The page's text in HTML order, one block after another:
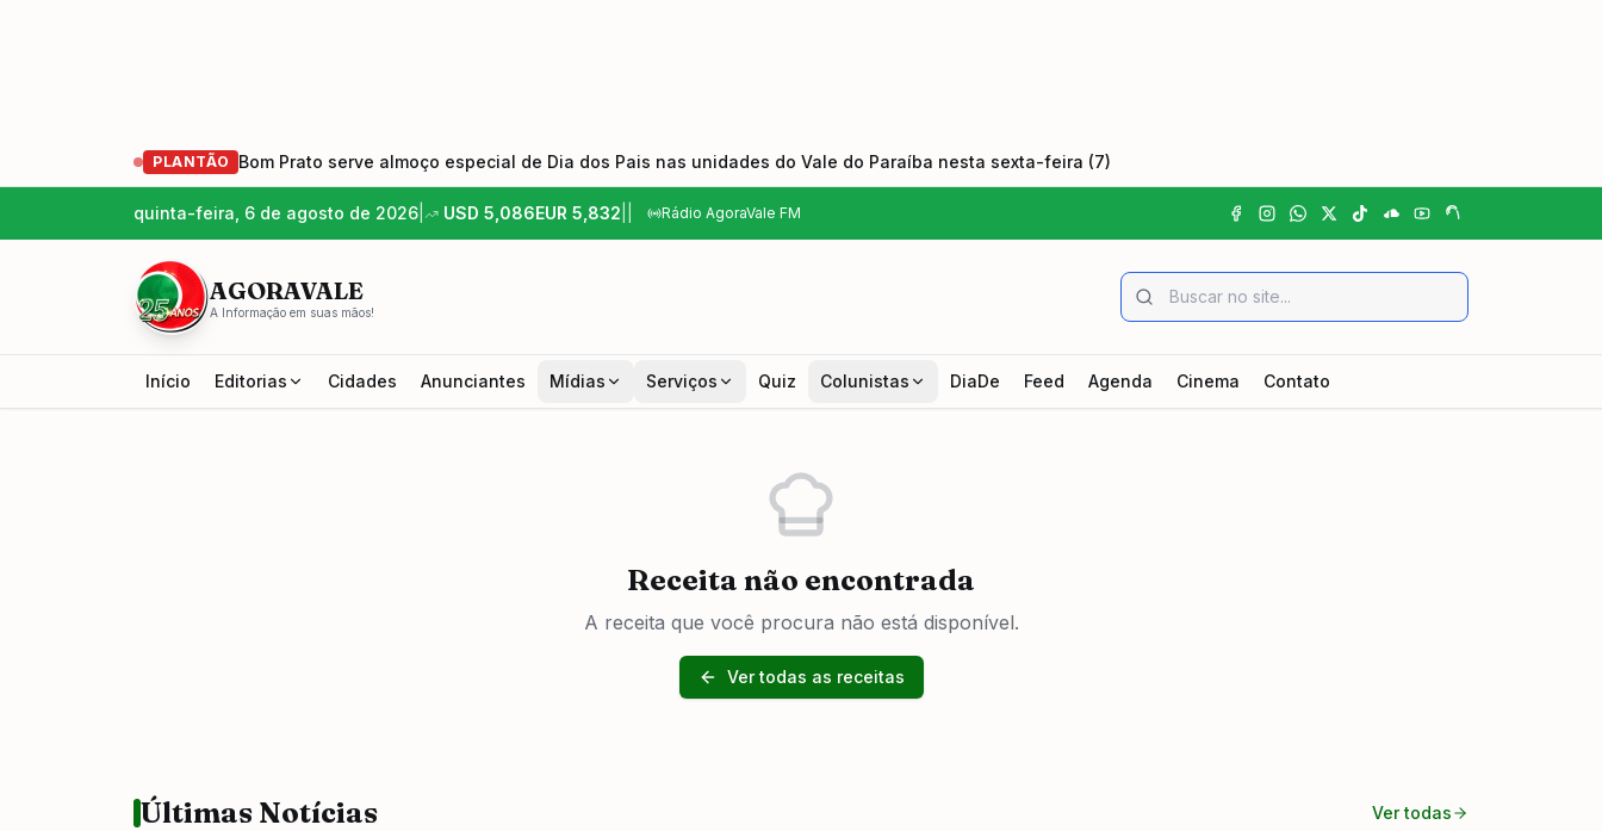
PLANTÃO Bom Prato serve almoço especial de Dia dos Pais nas unidades do Vale do Paraíba nesta sexta-feira (7)
quinta-feira, 6 de agosto de 2026 USD 5,086EUR 5,832 Rádio AgoraVale FM
AGORAVALE
A Informação em suas mãos!
Início Editorias Cidades Anunciantes Mídias Serviços Quiz Colunistas DiaDe Feed Agenda Cinema Contato
Receita não encontrada
A receita que você procura não está disponível.
Ver todas as receitas
Últimas Notícias Ver todas